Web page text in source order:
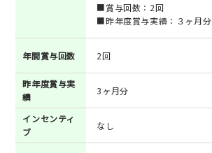
■賞与回数：2回
■昨年度賞与実績：３ヶ月分
年間賞与回数 2回
昨年度賞与実
績
3ヶ月分
インセンティ
ブ
なし